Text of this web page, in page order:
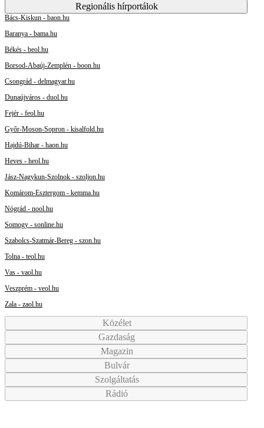
Regionális hírportálok
Bács-Kiskun - baon.hu
Baranya - bama.hu
Békés - beol.hu
Borsod-Abaúj-Zemplén - boon.hu
Csongrád - delmagyar.hu
Dunaújváros - duol.hu
Fejér - feol.hu
Győr-Moson-Sopron - kisalfold.hu
Hajdú-Bihar - haon.hu
Heves - heol.hu
Jász-Nagykun-Szolnok - szoljon.hu
Komárom-Esztergom - kemma.hu
Nógrád - nool.hu
Somogy - sonline.hu
Szabolcs-Szatmár-Bereg - szon.hu
Tolna - teol.hu
Vas - vaol.hu
Veszprém - veol.hu
Zala - zaol.hu
Közélet
Gazdaság
Magazin
Bulvár
Szolgáltatás
Rádió